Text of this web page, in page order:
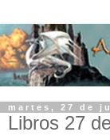
martes, 27 de
Libros 27